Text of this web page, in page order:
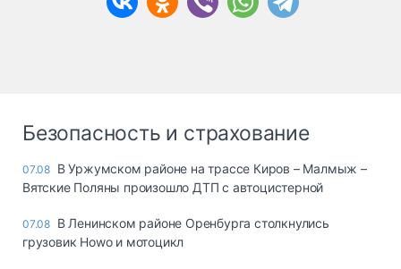
Безопасность и страхование
07.08 В Уржумском районе на трассе Киров – Малмыж –
Вятские Поляны произошло ДТП с автоцистерной
07.08 В Ленинском районе Оренбурга столкнулись
грузовик Howo и мотоцикл